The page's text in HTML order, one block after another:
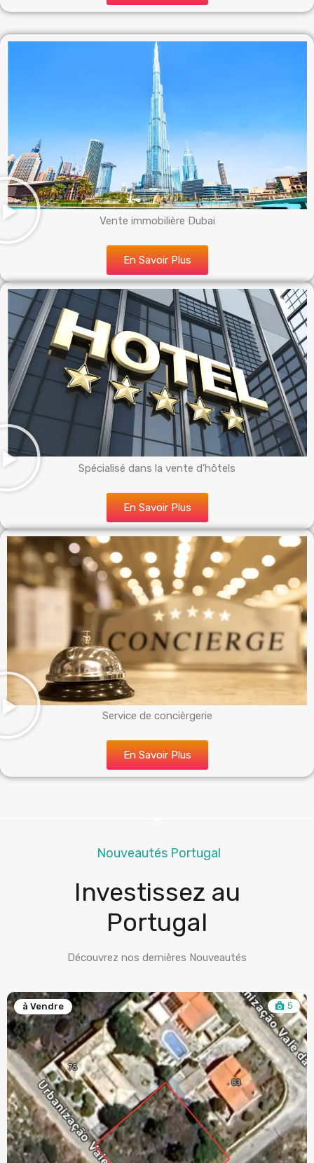
Vente immobilière Dubai
En Savoir Plus
Spécialisé dans la vente d’hôtels
En Savoir Plus
Service de concièrgerie
En Savoir Plus
Nouveautés Portugal
Investissez au
Portugal
Découvrez nos dernières Nouveautés
à Vendre 5